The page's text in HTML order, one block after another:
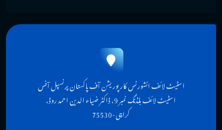
اسٹیٹ لائف انشورنس کارپوریشن آف پاکستان پرنسپل آفس
اسٹیٹ لائف بلڈنگ نمبر 9، ڈاکٹر ضیاء الدین احمد روڈ،
کراچی-75530